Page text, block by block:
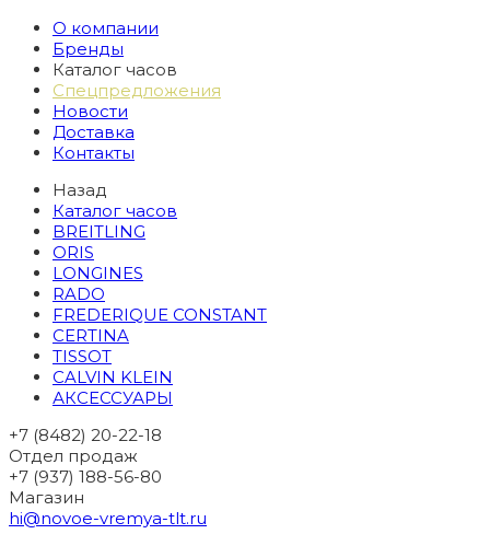
О компании
Бренды
Каталог часов
Спецпредложения
Новости
Доставка
Контакты
Назад
Каталог часов
BREITLING
ORIS
LONGINES
RADO
FREDERIQUE CONSTANT
CERTINA
TISSOT
CALVIN KLEIN
АКСЕССУАРЫ
+7 (8482) 20-22-18
Отдел продаж
+7 (937) 188-56-80
Магазин
hi@novoe-vremya-tlt.ru